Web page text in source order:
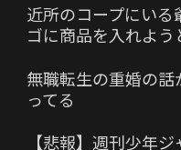
近所のコープにい
ゴに商品を入れよう
無職転生の重婚の
ってる
【悲報】週刊少年